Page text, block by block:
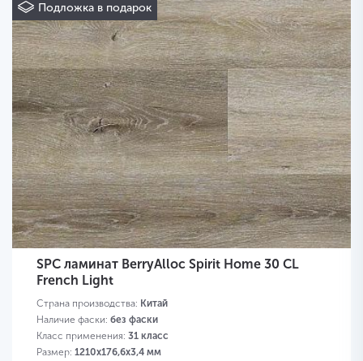
Подложка в подарок
SPC ламинат BerryAlloc Spirit Home 30 CL
French Light
Страна производства: Китай
Наличие фаски: без фаски
Класс применения: 31 класс
Размер: 1210х176,6х3,4 мм